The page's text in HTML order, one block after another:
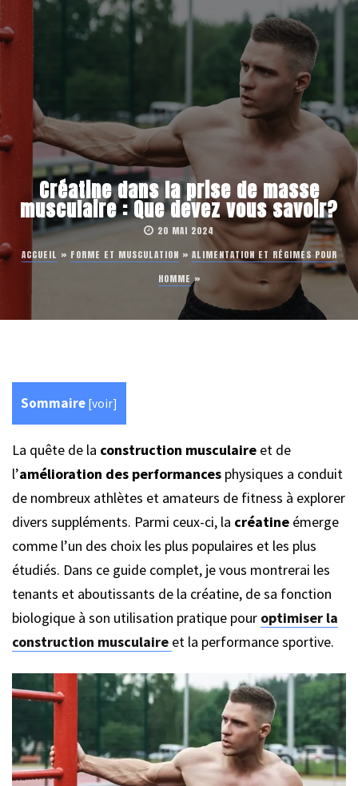
Créatine dans la prise de masse
musculaire : Que devez vous savoir?
20 MAI 2024
ACCUEIL » FORME ET MUSCULATION » ALIMENTATION ET RÉGIMES POUR
HOMME »
Sommaire [voir]
La quête de la construction musculaire et de
l’amélioration des performances physiques a conduit
de nombreux athlètes et amateurs de fitness à explorer
divers suppléments. Parmi ceux-ci, la créatine émerge
comme l’un des choix les plus populaires et les plus
étudiés. Dans ce guide complet, je vous montrerai les
tenants et aboutissants de la créatine, de sa fonction
biologique à son utilisation pratique pour optimiser la
construction musculaire et la performance sportive.